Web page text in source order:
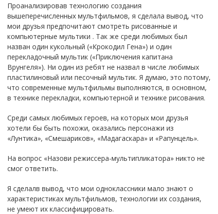
Проанализировав технологию создания
вышеперечисленных мультфильмов, я сделала вывод, что
мои друзья предпочитают смотреть рисованные и
компьютерные мультики . Так же среди любимых был
назван один кукольный («Крокодил Гена») и один
перекладочный мультик («Приключения капитана
Врунгеля»). Ни один из ребят не назвал в числе любимых
пластилиновый или песочный мультик. Я думаю, это потому,
что современные мультфильмы выполняются, в основном,
в технике перекладки, компьютерной и технике рисования.
Среди самых любимых героев, на которых мои друзья
хотели бы быть похожи, оказались персонажи из
«Лунтика», «Смешариков», «Мадагаскара» и «Рапунцель».
На вопрос «Назови режиссера-мультипликатора» никто не
смог ответить.
Я сделалв вывод, что мои одноклассники мало знают о
характеристиках мультфильмов, технологии их создания,
не умеют их классифицировать.